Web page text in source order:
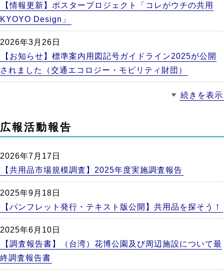
【情報更新】ポスタープロジェクト「コレがウチの共用
KYOYO Design」
2026年3月26日
【お知らせ】標準案内用図記号ガイドライン2025が公開
されました（交通エコロジー・モビリティ財団）
続きを表示
広報活動報告
2026年7月17日
【共用品市場規模調査】2025年度実施調査報告
2025年9月18日
【パンフレット発行・テキスト版公開】共用品を探そう！
2025年6月10日
【調査報告書】（台湾）花博公園及び周辺施設について最
終調査報告書